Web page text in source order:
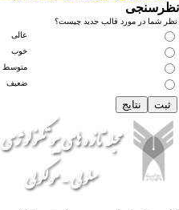
نظرسنجی
نظر شما در مورد قالب جدید چیست؟
عالی
خوب
متوسط
ضعیف